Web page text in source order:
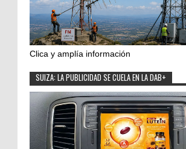
Clica y amplía información
SUIZA: LA PUBLICIDAD SE CUELA EN LA DAB+